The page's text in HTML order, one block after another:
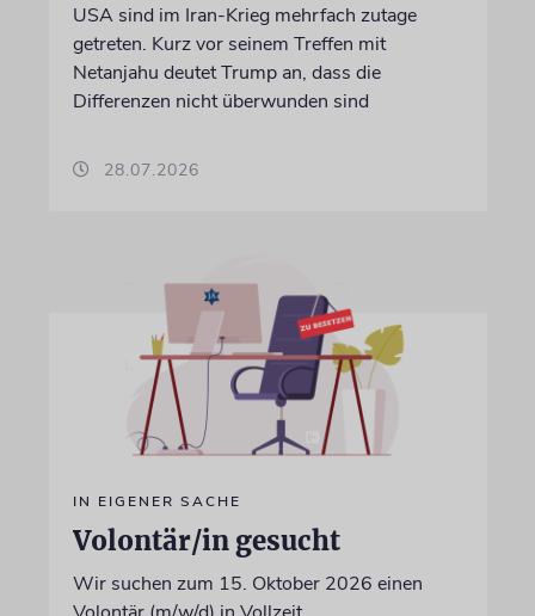
USA sind im Iran-Krieg mehrfach zutage
getreten. Kurz vor seinem Treffen mit
Netanjahu deutet Trump an, dass die
Differenzen nicht überwunden sind
28.07.2026
IN EIGENER SACHE
Volontär/in gesucht
Wir suchen zum 15. Oktober 2026 einen